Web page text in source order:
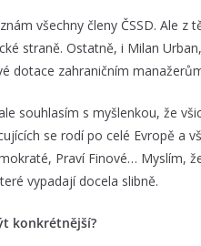
všechny členy ČSSD. Ale
straně. Ostatně, i Milan
dotace zahraničním
souhlasím s myšlenkou, že
se rodí po celé Evropě a
Praví Finové… Myslím,
vypadají docela slibně.
konkrétnější?